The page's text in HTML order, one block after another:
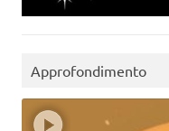
Approfondimento